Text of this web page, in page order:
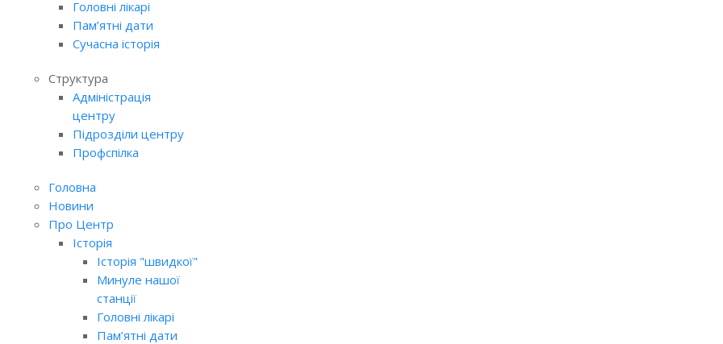
Головні лікарі
Пам’ятні дати
Сучасна історія
Структура
Адміністрація
центру
Підрозділи центру
Профспілка
Головна
Новини
Про Центр
Історія
Історія "швидкої"
Минуле нашої
станції
Головні лікарі
Пам’ятні дати